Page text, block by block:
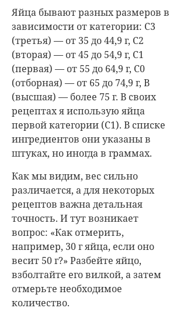
Яйца бывают разных размеров в
зависимости от категории: С3
(третья) — от 35 до 44,9 г, С2
(вторая) — от 45 до 54,9 г, С1
(первая) — от 55 до 64,9 г, С0
(отборная) — от 65 до 74,9 г, В
(высшая) — более 75 г. В своих
рецептах я использую яйца
первой категории (С1). В списке
ингредиентов они указаны в
штуках, но иногда в граммах.
Как мы видим, вес сильно
различается, а для некоторых
рецептов важна детальная
точность. И тут возникает
вопрос: «Как отмерить,
например, 30 г яйца, если оно
весит 50 г?» Разбейте яйцо,
взболтайте его вилкой, а затем
отмерьте необходимое
количество.